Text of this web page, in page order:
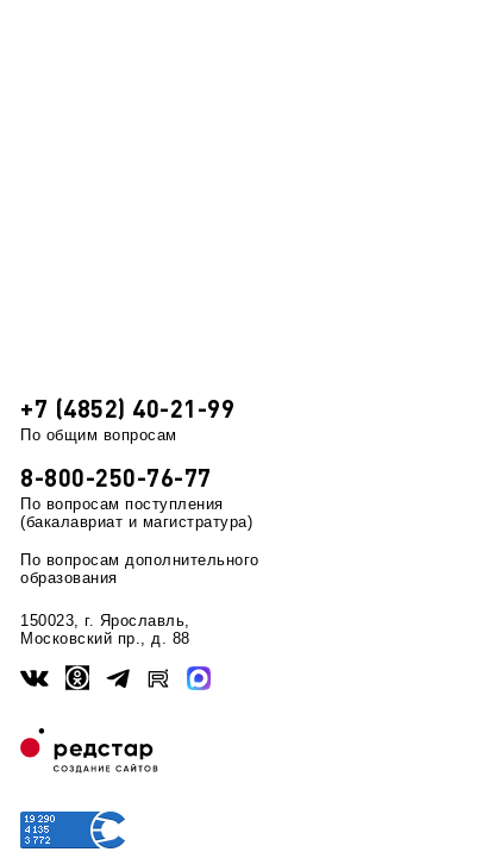
+7 (4852) 40-21-99
По общим вопросам
8-800-250-76-77
По вопросам поступления
(бакалавриат и магистратура)
По вопросам дополнительного
образования
150023, г. Ярославль,
Московский пр., д. 88